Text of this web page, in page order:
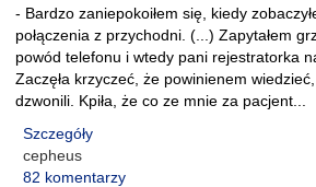
- Bardzo zaniepokoiłem się, kiedy
połączenia z przychodni. (...) Zapytałem
powód telefonu i wtedy pani rejestratorka
Zaczęła krzyczeć, że powinienem
dzwonili. Kpiła, że co ze mnie za pacjent...
Szczegóły
cepheus
82 komentarzy